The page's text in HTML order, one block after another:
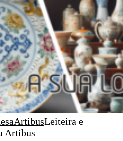
ArtibusLeiteira e
Artibus